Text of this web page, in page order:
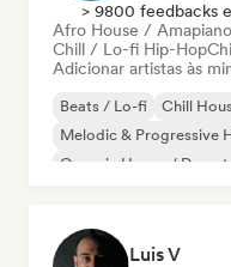
> 9800 feedbacks
Afro House / Amapiano
Chill / Lo-fi Hip-Hop
Adicionar artistas às
Beats / Lo-fi Chill
Melodic & Progressive
Organic House /
Luis V